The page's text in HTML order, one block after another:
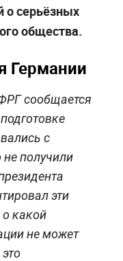
о серьёзных
общества.
Германии
сообщается
с
не получили
эти
какой
не может